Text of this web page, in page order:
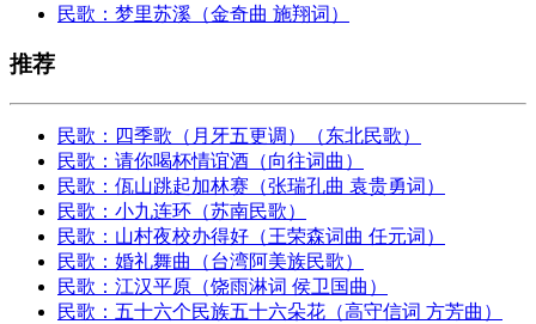
民歌：梦里苏溪（金奇曲 施翔词）
推荐
民歌：四季歌（月牙五更调）（东北民歌）
民歌：请你喝杯情谊酒（向往词曲）
民歌：佤山跳起加林赛（张瑞孔曲 袁贵勇词）
民歌：小九连环（苏南民歌）
民歌：山村夜校办得好（王荣森词曲 任元词）
民歌：婚礼舞曲（台湾阿美族民歌）
民歌：江汉平原（饶雨淋词 侯卫国曲）
民歌：五十六个民族五十六朵花（高守信词 方芳曲）